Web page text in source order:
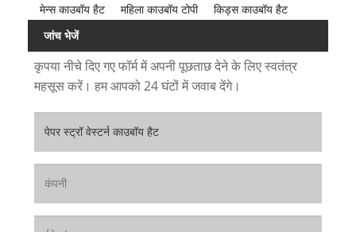
मेन्स काउबॉय हैट
महिला काउबॉय टोपी
किड्स काउबॉय हैट
जांच भेजें
कृपया नीचे दिए गए फॉर्म में अपनी पूछताछ देने के लिए स्वतंत्र
महसूस करें। हम आपको 24 घंटों में जवाब देंगे।